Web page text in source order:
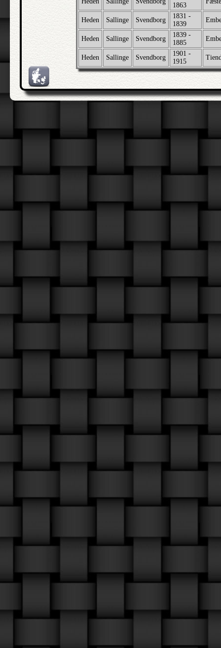
1863
Heden Sallinge Svendborg
1831 -
1839
Heden Sallinge Svendborg
1839 -
1885
Heden Sallinge Svendborg
1901 -
1915